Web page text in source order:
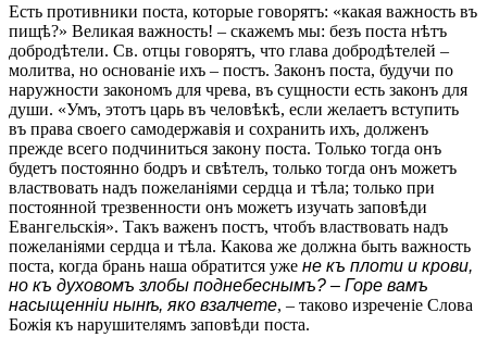
Есть противники поста, которые говорятъ: «какая важность въ
пищѣ?» Великая важность! – скажемъ мы: безъ поста нѣтъ
добродѣтели. Св. отцы говорятъ, что глава добродѣтелей –
молитва, но основаніе ихъ – постъ. Законъ поста, будучи по
наружности закономъ для чрева, въ сущности есть законъ для
души. «Умъ, этотъ царь въ человѣкѣ, если желаетъ вступить
въ права своего самодержавія и сохранить ихъ, долженъ
прежде всего подчиниться закону поста. Только тогда онъ
будетъ постоянно бодръ и свѣтелъ, только тогда онъ можетъ
властвовать надъ пожеланіями сердца и тѣла; только при
постоянной трезвенности онъ можетъ изучать заповѣди
Евангельскія». Такъ важенъ постъ, чтобъ властвовать надъ
пожеланіями сердца и тѣла. Какова же должна быть важность
поста, когда брань наша обратится уже не къ плоти и крови,
но къ духовомъ злобы поднебеснымъ? – Горе вамъ
насыщенніи нынѣ, яко взалчете, – таково изреченіе Слова
Божія къ нарушителямъ заповѣди поста.